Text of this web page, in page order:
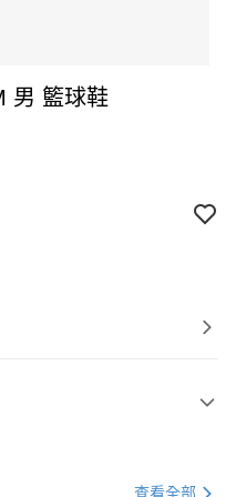
男 籃球鞋
查看全部